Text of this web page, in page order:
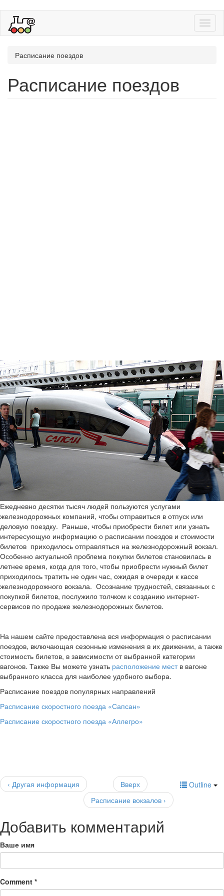
Расписание поездов
Расписание поездов
Ежедневно десятки тысяч людей пользуются услугами
железнодорожных компаний, чтобы отправиться в отпуск или
деловую поездку. Раньше, чтобы приобрести билет или узнать
интересующую информацию о расписании поездов и стоимости
билетов приходилось отправляться на железнодорожный вокзал.
Особенно актуальной проблема покупки билетов становилась в
летнее время, когда для того, чтобы приобрести нужный билет
приходилось тратить не один час, ожидая в очереди к кассе
железнодорожного вокзала. Осознание трудностей, связанных с
покупкой билетов, послужило толчком к созданию интернет-
сервисов по продаже железнодорожных билетов.
На нашем сайте предоставлена вся информация о расписании
поездов, включающая сезонные изменения в их движении, а также
стоимость билетов, в зависимости от выбранной категории
вагонов. Также Вы можете узнать расположение меств вагоне
выбранного класса для наиболее удобного выбора.
Расписание поездов популярных направлений
Расписание скоростного поезда «Сапсан»
Расписание скоростного поезда «Аллегро»
Outline
‹ Другая информация
Вверх
Расписание вокзалов ›
Добавить комментарий
Ваше имя
Comment *